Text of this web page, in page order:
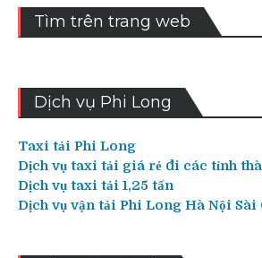
Tìm trên trang web
Dịch vụ Phi Long
Taxi tải Phi Long
Dịch vụ taxi tải giá rẻ đi các tỉnh
Dịch vụ taxi tải 1,25 tấn
Dịch vụ vận tải Phi Long Hà Nội Sài